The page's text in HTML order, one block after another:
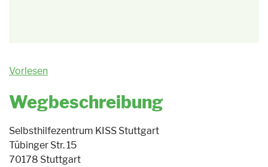
Vorlesen
Wegbeschreibung
Selbsthilfezentrum KISS Stuttgart
Tübinger Str. 15
70178 Stuttgart